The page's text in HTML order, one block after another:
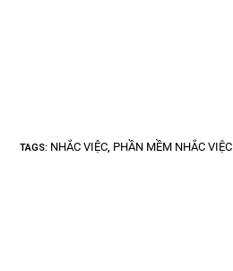
TAGS: NHẮC VIỆC, PHẦN MỀM NHẮC VIỆC